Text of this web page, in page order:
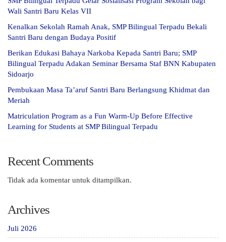
Wali Santri Baru Kelas VII
Kenalkan Sekolah Ramah Anak, SMP Bilingual Terpadu Bekali
Santri Baru dengan Budaya Positif
Berikan Edukasi Bahaya Narkoba Kepada Santri Baru; SMP
Bilingual Terpadu Adakan Seminar Bersama Staf BNN Kabupaten
Sidoarjo
Pembukaan Masa Ta’aruf Santri Baru Berlangsung Khidmat dan
Meriah
Matriculation Program as a Fun Warm-Up Before Effective
Learning for Students at SMP Bilingual Terpadu
Recent Comments
Tidak ada komentar untuk ditampilkan.
Archives
Juli 2026